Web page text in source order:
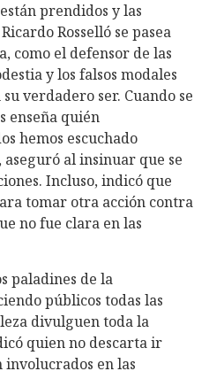
prendidos y las
Rosselló se pasea
como el defensor de las
y los falsos modales
verdadero ser. Cuando se
enseña quién
hemos escuchado
al insinuar que se
Incluso, indicó que
tomar otra acción contra
no fue clara en las
paladines de la
públicos todas las
divulguen toda la
quien no descarta ir
involucrados en las